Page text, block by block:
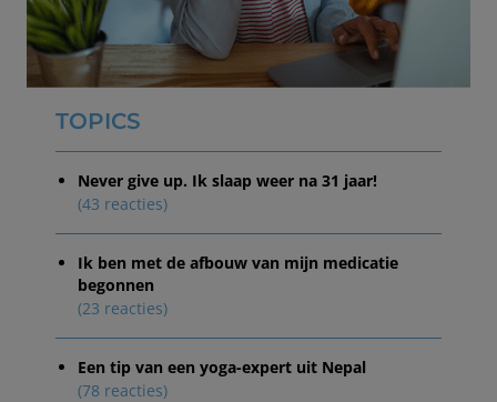
TOPICS
Never give up. Ik slaap weer na 31 jaar!
(43 reacties)
Ik ben met de afbouw van mijn medicatie
begonnen
(23 reacties)
Een tip van een yoga-expert uit Nepal
(78 reacties)